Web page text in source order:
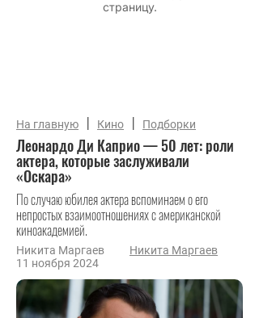
На главную | Кино | Подборки
Леонардо Ди Каприо — 50 лет: роли
актера, которые заслуживали
«Оскара»
По случаю юбилея актера вспоминаем о его
непростых взаимоотношениях с американской
киноакадемией.
Никита Маргаев
Никита Маргаев
11 ноября 2024